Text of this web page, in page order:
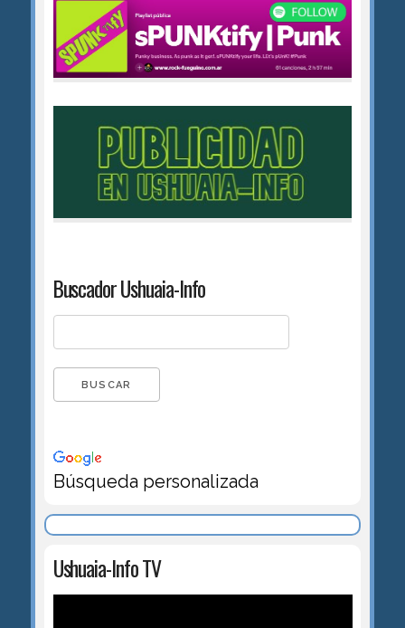
Buscador Ushuaia-Info
Búsqueda personalizada
Ushuaia-Info TV